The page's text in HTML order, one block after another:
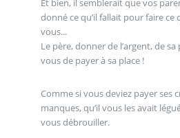
Et bien, il semblerait que vos
donné ce qu’il fallait pour faire ce
vous...
Le père, donner de l’argent, de sa
vous de payer à sa place !
Comme si vous deviez payer ses
manques, qu’il vous les avait
vous débrouiller.